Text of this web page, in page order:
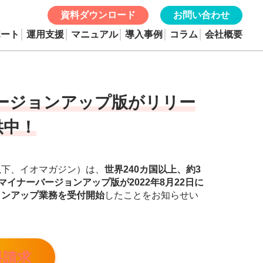
ト 運用支援 マニュアル 導入事例 コラム 会社概要
資料ダウンロード お問い合わせ
ジョンアップ版がリリー
！
、イオマガジン）は、 世界240カ国以上、約3
イナーバージョンアップ版が2022年8月22日に
アップ業務を受付開始したことをお知らせい
求